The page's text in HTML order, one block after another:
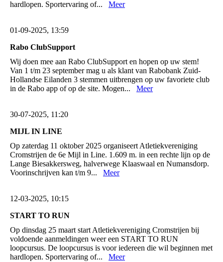
hardlopen. Sportervaring of... Meer
01-09-2025, 13:59
Rabo ClubSupport
Wij doen mee aan Rabo ClubSupport en hopen op uw stem!
Van 1 t/m 23 september mag u als klant van Rabobank Zuid-
Hollandse Eilanden 3 stemmen uitbrengen op uw favoriete club
in de Rabo app of op de site. Mogen... Meer
30-07-2025, 11:20
MIJL IN LINE
Op zaterdag 11 oktober 2025 organiseert Atletiekvereniging
Cromstrijen de 6e Mijl in Line. 1.609 m. in een rechte lijn op de
Lange Biesakkersweg, halverwege Klaaswaal en Numansdorp.
Voorinschrijven kan t/m 9... Meer
12-03-2025, 10:15
START TO RUN
Op dinsdag 25 maart start Atletiekvereniging Cromstrijen bij
voldoende aanmeldingen weer een START TO RUN
loopcursus. De loopcursus is voor iedereen die wil beginnen met
hardlopen. Sportervaring of... Meer